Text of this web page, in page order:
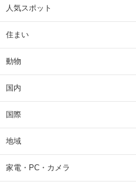
人気スポット
住まい
動物
国内
国際
地域
家電・PC・カメラ